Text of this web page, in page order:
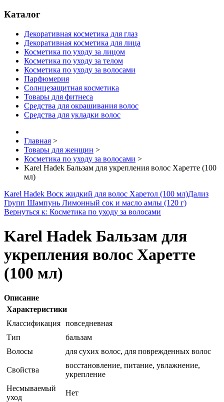
Каталог
Декоративная косметика для глаз
Декоративная косметика для лица
Косметика по уходу за лицом
Косметика по уходу за телом
Косметика по уходу за волосами
Парфюмерия
Солнцезащитная косметика
Товары для фитнеса
Средства для окрашивания волос
Средства для укладки волос
Главная >
Товары для женщин >
Косметика по уходу за волосами >
Karel Hadek Бальзам для укрепления волос Харетте (100
мл)
Karel Hadek Воск жидкий для волос Харетол (100 мл)Дализ
Групп Шампунь Лимонный сок и масло амлы (120 г)
Вернуться к: Косметика по уходу за волосами
Karel Hadek Бальзам для
укрепления волос Харетте
(100 мл)
Описание
Характеристики
Классификация повседневная
Тип
бальзам
Волосы
для сухих волос, для поврежденных волос
Свойства
восстановление, питание, увлажнение,
укрепление
Несмываемый
уход
Нет